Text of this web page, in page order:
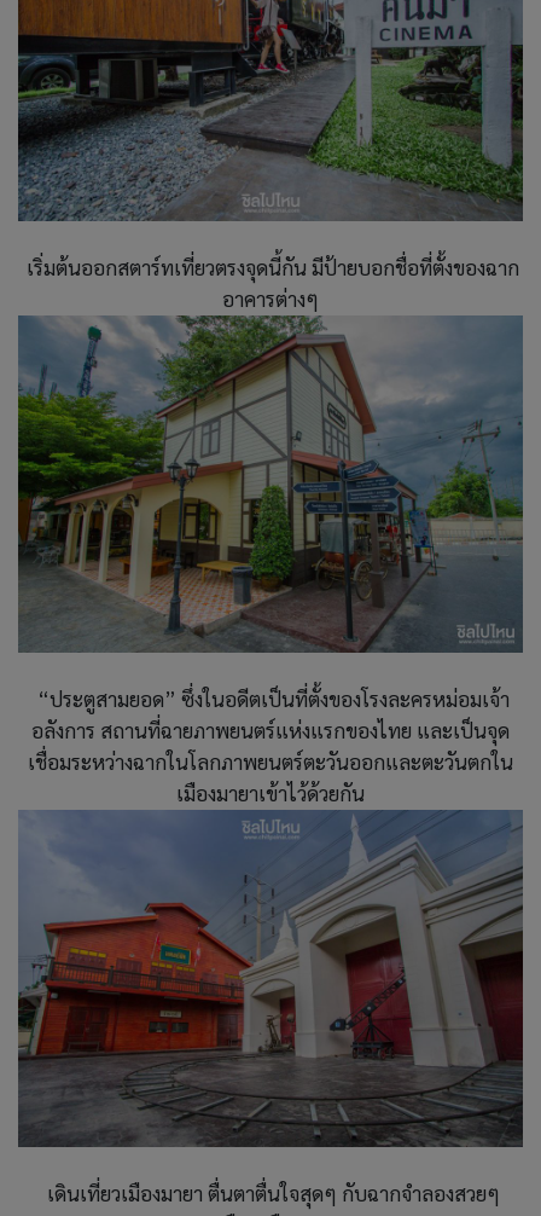
เริ่มต้นออกสตาร์ทเที่ยวตรงจุดนี้กัน มีป้ายบอกชื่อที่ตั้งของฉาก
อาคารต่างๆ
“ประตูสามยอด” ซึ่งในอดีตเป็นที่ตั้งของโรงละครหม่อมเจ้า
อลังการ สถานที่ฉายภาพยนตร์แห่งแรกของไทย และเป็นจุด
เชื่อมระหว่างฉากในโลกภาพยนตร์ตะวันออกและตะวันตกใน
เมืองมายาเข้าไว้ด้วยกัน
เดินเที่ยวเมืองมายา ตื่นตาตื่นใจสุดๆ กับฉากจำลองสวยๆ